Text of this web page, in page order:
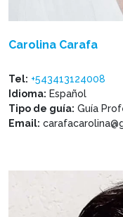
Carolina Carafa
Tel: +543413124008
Idioma: Español
Tipo de guía: Guía
Email: